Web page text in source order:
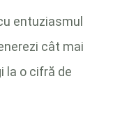
entuziasmul
cât mai
la o cifră de